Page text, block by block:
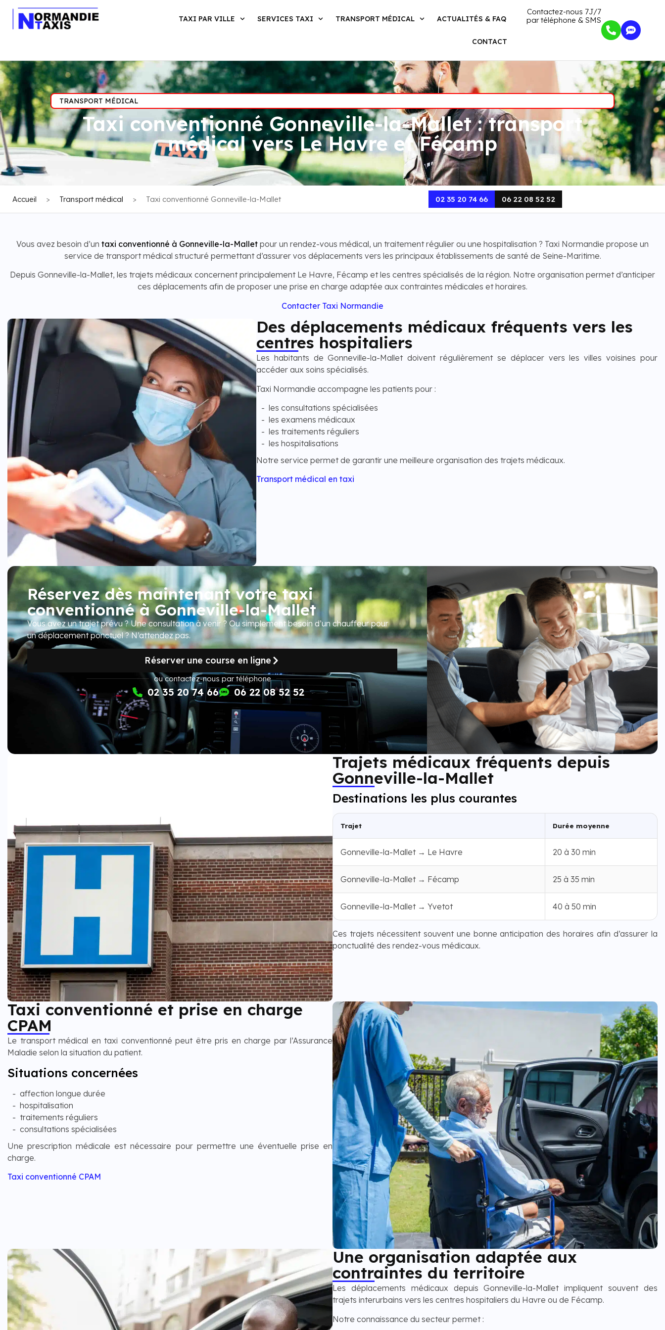
TAXI PAR VILLE SERVICES TAXI TRANSPORT MÉDICAL ACTUALITÉS & FAQ
CONTACT
Contactez-nous 7J/7
par téléphone & SMS
TRANSPORT MÉDICAL
Taxi conventionné Gonneville-la-Mallet : transport
médical vers Le Havre et Fécamp
Accueil > Transport médical > Taxi conventionné Gonneville-la-Mallet 02 35 20 74 66 06 22 08 52 52
Vous avez besoin d’un taxi conventionné à Gonneville-la-Mallet pour un rendez-vous médical, un traitement régulier ou une hospitalisation ? Taxi Normandie propose un
service de transport médical structuré permettant d’assurer vos déplacements vers les principaux établissements de santé de Seine-Maritime.
Depuis Gonneville-la-Mallet, les trajets médicaux concernent principalement Le Havre, Fécamp et les centres spécialisés de la région. Notre organisation permet d’anticiper
ces déplacements afin de proposer une prise en charge adaptée aux contraintes médicales et horaires.
Contacter Taxi Normandie
Des déplacements médicaux fréquents vers les
centres hospitaliers
Les habitants de Gonneville-la-Mallet doivent régulièrement se déplacer vers les villes voisines pour
accéder aux soins spécialisés.
Taxi Normandie accompagne les patients pour :
les consultations spécialisées
les examens médicaux
les traitements réguliers
les hospitalisations
Notre service permet de garantir une meilleure organisation des trajets médicaux.
Transport médical en taxi
Réservez dès maintenant votre taxi
conventionné à Gonneville-la-Mallet
Vous avez un trajet prévu ? Une consultation à venir ? Ou simplement besoin d’un chauffeur pour
un déplacement ponctuel ? N’attendez pas.
Réserver une course en ligne
ou contactez-nous par téléphone
02 35 20 74 66 06 22 08 52 52
Trajets médicaux fréquents depuis
Gonneville-la-Mallet
Destinations les plus courantes
Trajet Durée moyenne
Gonneville-la-Mallet → Le Havre 20 à 30 min
Gonneville-la-Mallet → Fécamp 25 à 35 min
Gonneville-la-Mallet → Yvetot 40 à 50 min
Ces trajets nécessitent souvent une bonne anticipation des horaires afin d’assurer la
ponctualité des rendez-vous médicaux.
Taxi conventionné et prise en charge
CPAM
Le transport médical en taxi conventionné peut être pris en charge par l’Assurance
Maladie selon la situation du patient.
Situations concernées
affection longue durée
hospitalisation
traitements réguliers
consultations spécialisées
Une prescription médicale est nécessaire pour permettre une éventuelle prise en
charge.
Taxi conventionné CPAM
Une organisation adaptée aux
contraintes du territoire
Les déplacements médicaux depuis Gonneville-la-Mallet impliquent souvent des
trajets interurbains vers les centres hospitaliers du Havre ou de Fécamp.
Notre connaissance du secteur permet :